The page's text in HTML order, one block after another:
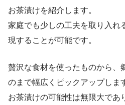
お茶漬けを紹介します。
家庭でも少しの工夫を取り入れ
現することが可能です。
贅沢な食材を使ったものから、
のまで幅広くピックアップしま
お茶漬けの可能性は無限大であ